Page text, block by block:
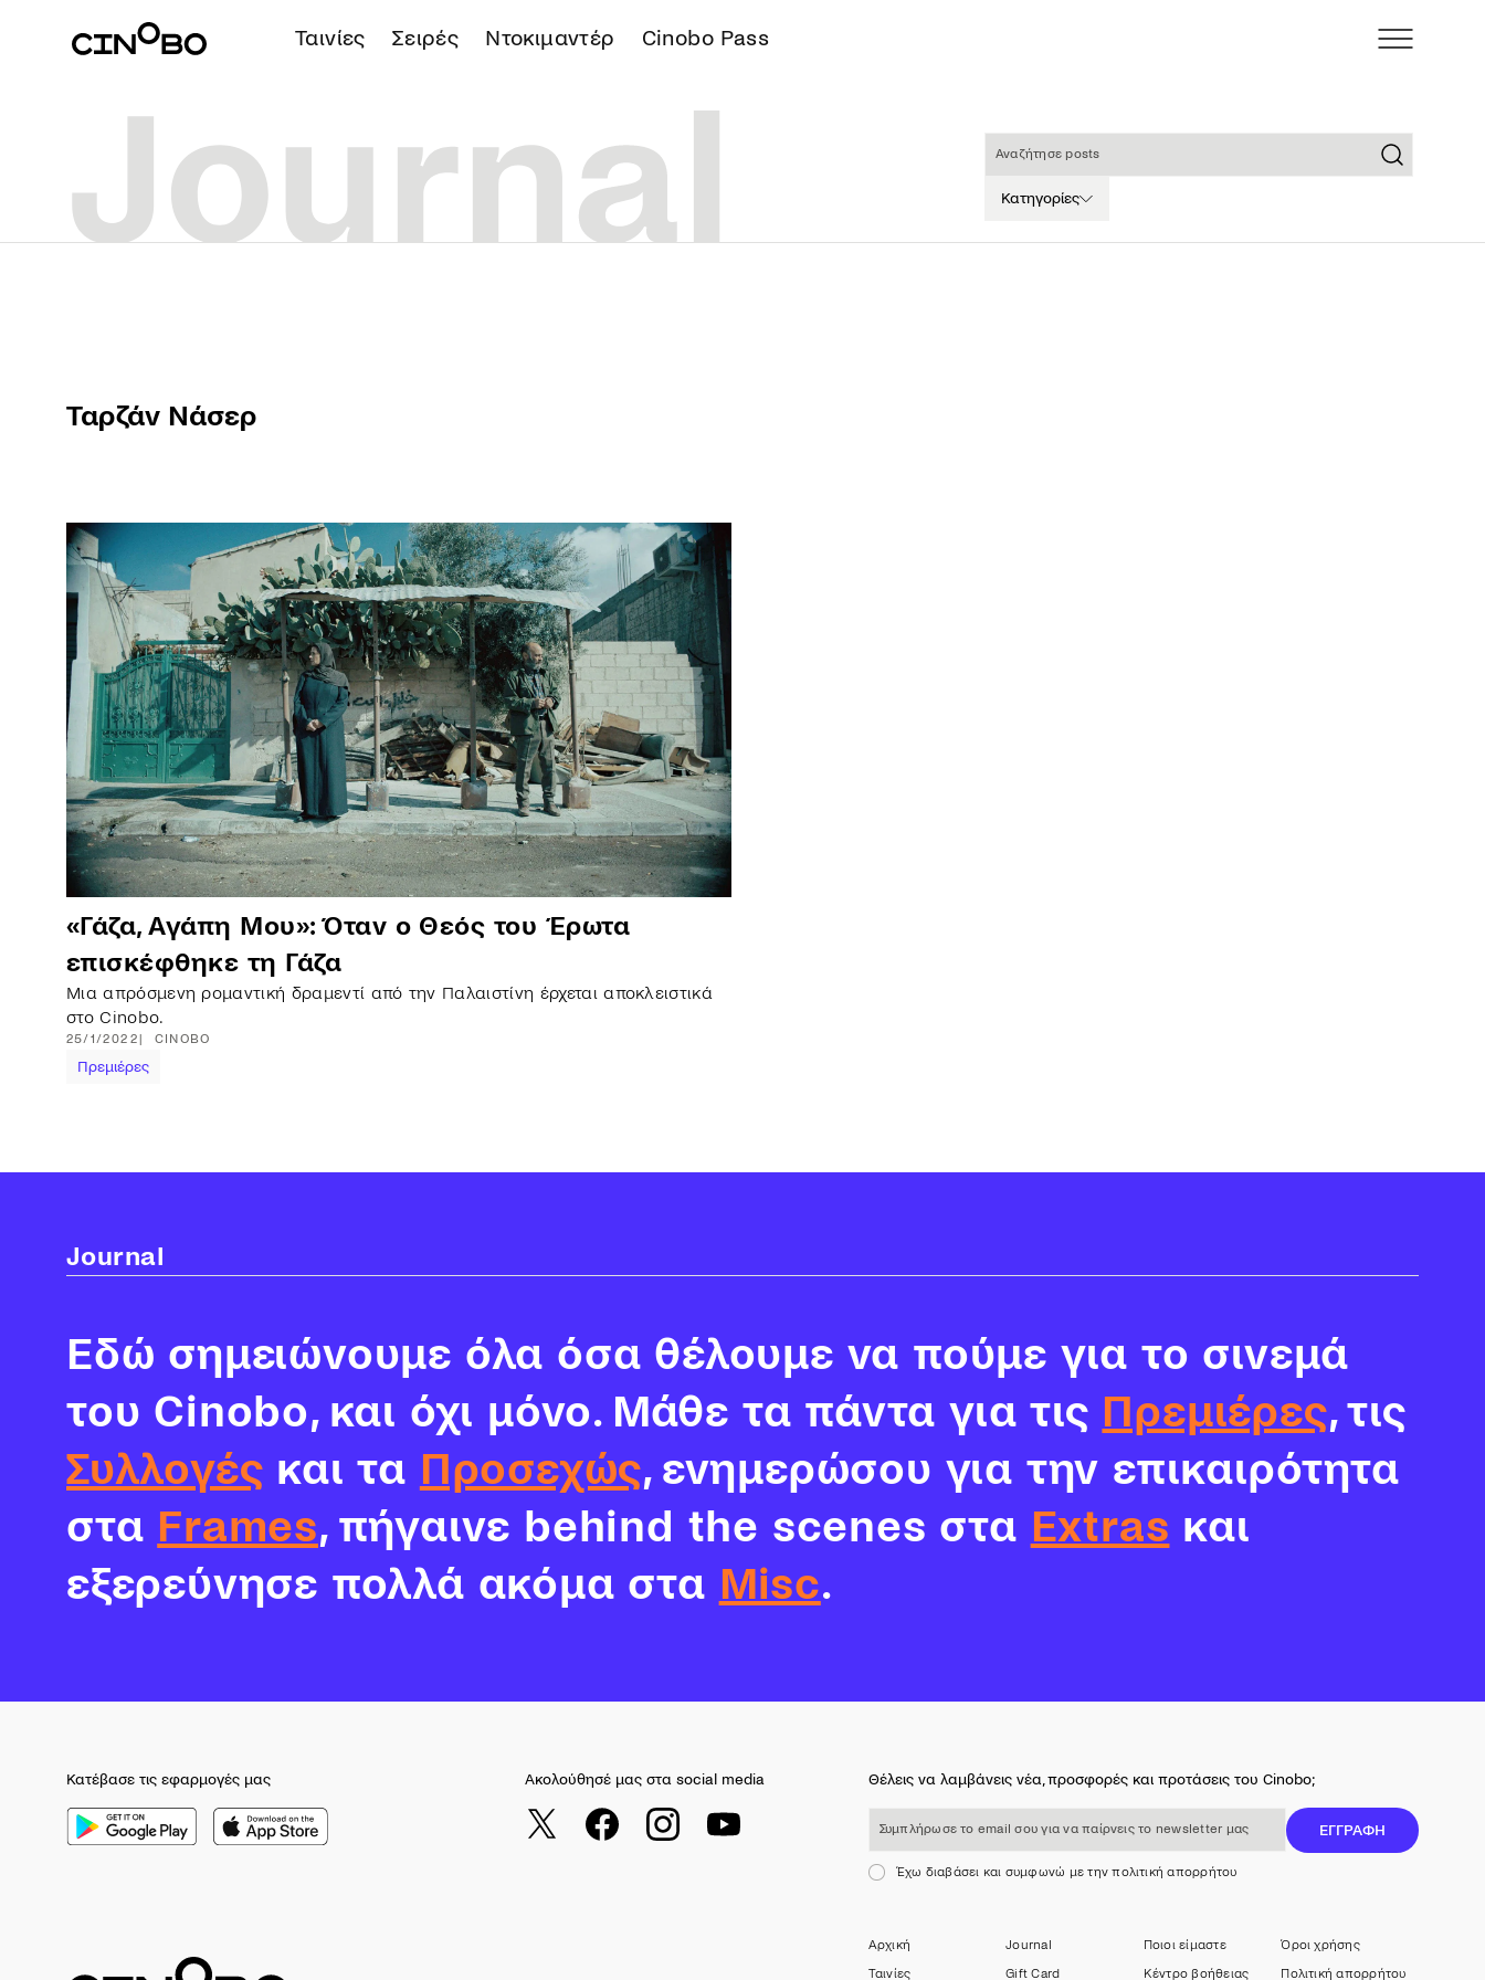
Ταινίες Σειρές Ντοκιμαντέρ Cinobo Pass
Κατηγορίες
Ταρζάν Νάσερ
«Γάζα, Αγάπη Μου»: Όταν ο Θεός του Έρωτα
επισκέφθηκε τη Γάζα
Μια απρόσμενη ρομαντική δραμεντί από την Παλαιστίνη έρχεται αποκλειστικά
στο Cinobo.
25/1/2022 CINOBO
Πρεμιέρες
Journal
Εδώ σημειώνουμε όλα όσα θέλουμε να πούμε για το σινεμά
του Cinobo, και όχι μόνο. Μάθε τα πάντα για τις Πρεμιέρες, τις
Συλλογές και τα Προσεχώς, ενημερώσου για την επικαιρότητα
στα Frames, πήγαινε behind the scenes στα Extras και
εξερεύνησε πολλά ακόμα στα Misc.
Κατέβασε τις εφαρμογές μας Ακολούθησέ μας στα social media Θέλεις να λαμβάνεις νέα, προσφορές και προτάσεις του Cinobo;
ΕΓΓΡΑΦΗ
Έχω διαβάσει και συμφωνώ με την πολιτική απορρήτου
Αρχική
Ταινίες
Journal
Gift Card
Ποιοι είμαστε
Κέντρο βοήθειας
Όροι χρήσης
Πολιτική απορρήτου